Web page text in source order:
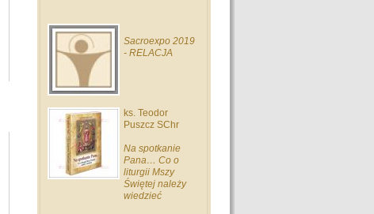
Sacroexpo 2019
- RELACJA
ks. Teodor
Puszcz SChr
Na spotkanie
Pana… Co o
liturgii Mszy
Świętej należy
wiedzieć